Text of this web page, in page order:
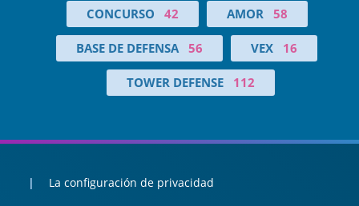
CONCURSO 42 AMOR 58
BASE DE DEFENSA 56 VEX 16
TOWER DEFENSE 112
La configuración de privacidad